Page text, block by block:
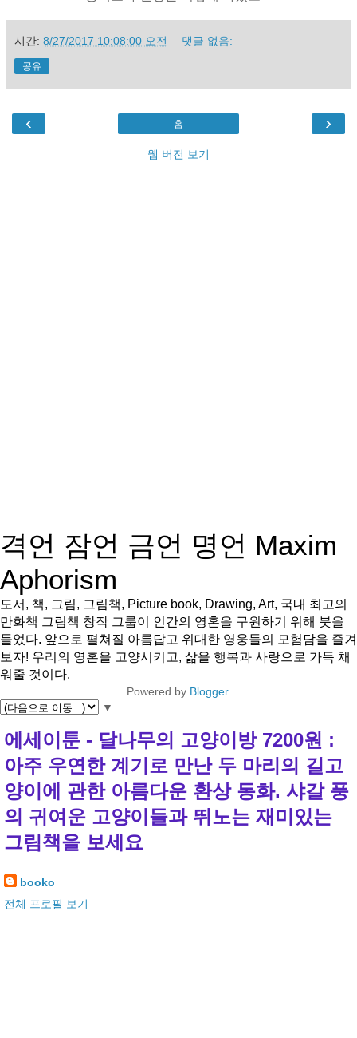
시간: 8/27/2017 10:08:00 오전 댓글 없음:
공유
‹ ›
홈
웹 버전 보기
격언 잠언 금언 명언 Maxim
Aphorism
도서, 책, 그림, 그림책, Picture book, Drawing, Art, 국내 최고의
만화책 그림책 창작 그룹이 인간의 영혼을 구원하기 위해 붓을
들었다. 앞으로 펼쳐질 아름답고 위대한 영웅들의 모험담을 즐겨
보자! 우리의 영혼을 고양시키고, 삶을 행복과 사랑으로 가득 채
워줄 것이다.
Powered by Blogger.
▼
에세이툰 - 달나무의 고양이방 7200원 :
아주 우연한 계기로 만난 두 마리의 길고
양이에 관한 아름다운 환상 동화. 샤갈 풍
의 귀여운 고양이들과 뛰노는 재미있는
그림책을 보세요
booko
전체 프로필 보기